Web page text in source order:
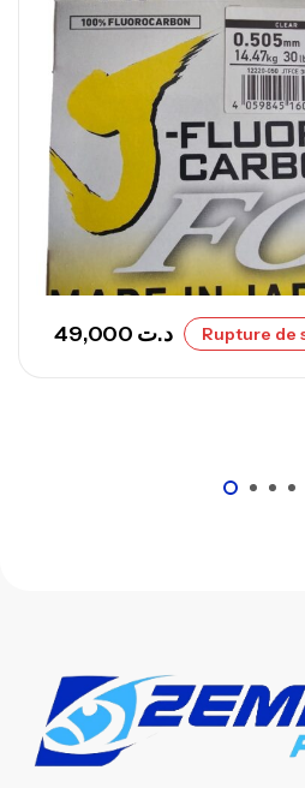
Cannes
د.ت
د.ت673,000
د.ت Rupture de